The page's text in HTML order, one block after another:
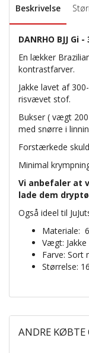
Beskrivelse
DANRHO BJJ Gi
En lækker
kontrastfarver.
Jakke lavet af
risvævet stof.
Bukser ( vægt 200
med snørre i
Forstærkede
Minimal
Vi anbefaler at
lade dem
Også ideel til
Materiale:
Vægt:
Farve: Sort
Størrelse:
ANDRE KØBTE